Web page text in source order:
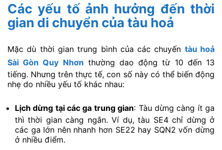
Các yếu tố ảnh hưởng đến thời
gian di chuyển của tàu hoả
Mặc dù thời gian trung bình của các chuyến tàu hoả
Sài Gòn Quy Nhơn thường dao động từ 10 đến 13
tiếng. Nhưng trên thực tế, con số này có thể biến động
nhẹ do nhiều yếu tố khác nhau:
Lịch dừng tại các ga trung gian: Tàu dừng càng ít ga
thì thời gian càng ngắn. Ví dụ, tàu SE4 chỉ dừng ở
các ga lớn nên nhanh hơn SE22 hay SQN2 vốn dừng
ở nhiều điểm.